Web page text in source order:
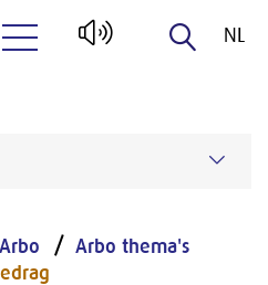
NL
Arbo
Arbo thema's